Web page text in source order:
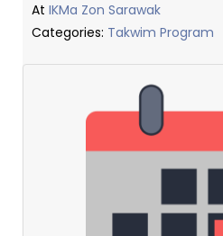
At IKMa Zon Sarawak
Categories: Takwim Program